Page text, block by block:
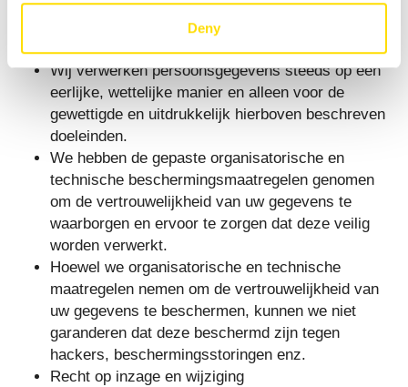
Deny
Garantie op wettelijke en veilige verwerking van
persoonsgegevens.
Wij verwerken persoonsgegevens steeds op een
eerlijke, wettelijke manier en alleen voor de
gewettigde en uitdrukkelijk hierboven beschreven
doeleinden.
We hebben de gepaste organisatorische en
technische beschermingsmaatregelen genomen
om de vertrouwelijkheid van uw gegevens te
waarborgen en ervoor te zorgen dat deze veilig
worden verwerkt.
Hoewel we organisatorische en technische
maatregelen nemen om de vertrouwelijkheid van
uw gegevens te beschermen, kunnen we niet
garanderen dat deze beschermd zijn tegen
hackers, beschermingsstoringen enz.
Recht op inzage en wijziging